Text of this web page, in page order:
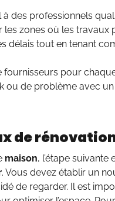
à des professionnels
les zones où les
délais tout en tenant
pour
ou de problème avec
de
maison, l’étape suivante
. Vous devez établir un
de regarder. Il est